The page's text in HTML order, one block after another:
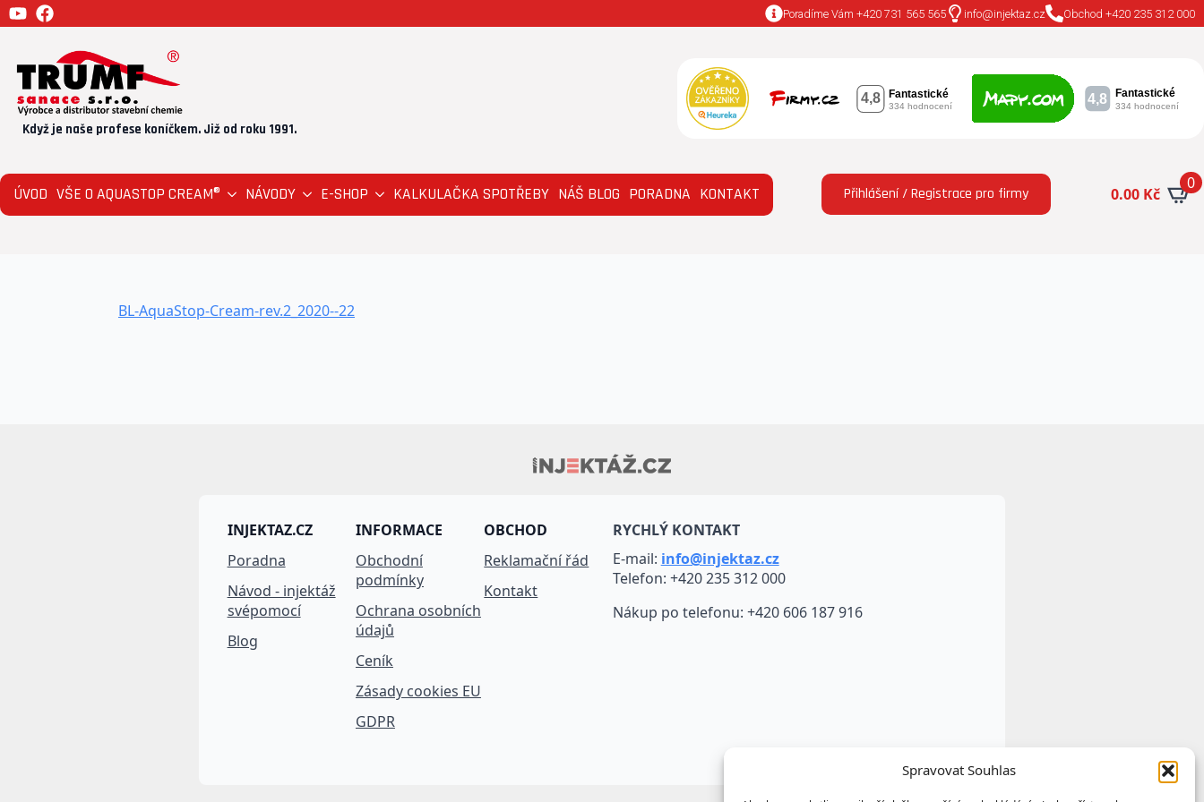
Spravovat Souhlas
Poradíme Vám +420 731 565 565 info@injektaz.cz Obchod +420 235 312 000
Když je naše profese koníčkem. Již od roku 1991.
ÚVOD VŠE O AQUASTOP CREAM® NÁVODY E-SHOP KALKULAČKA SPOTŘEBY NÁŠ BLOG PORADNA KONTAKT Přihlášení / Registrace pro firmy 0.00 Kč
0
BL-AquaStop-Cream-rev.2_2020--22
INJEKTAZ.CZ
Poradna
Návod - injektáž
svépomocí
Blog
INFORMACE
Obchodní
podmínky
Ochrana osobních
údajů
Ceník
Zásady cookies EU
GDPR
OBCHOD
Reklamační řád
Kontakt
RYCHLÝ KONTAKT
E-mail: info@injektaz.cz
Telefon: +420 235 312 000
Nákup po telefonu: +420 606 187 916